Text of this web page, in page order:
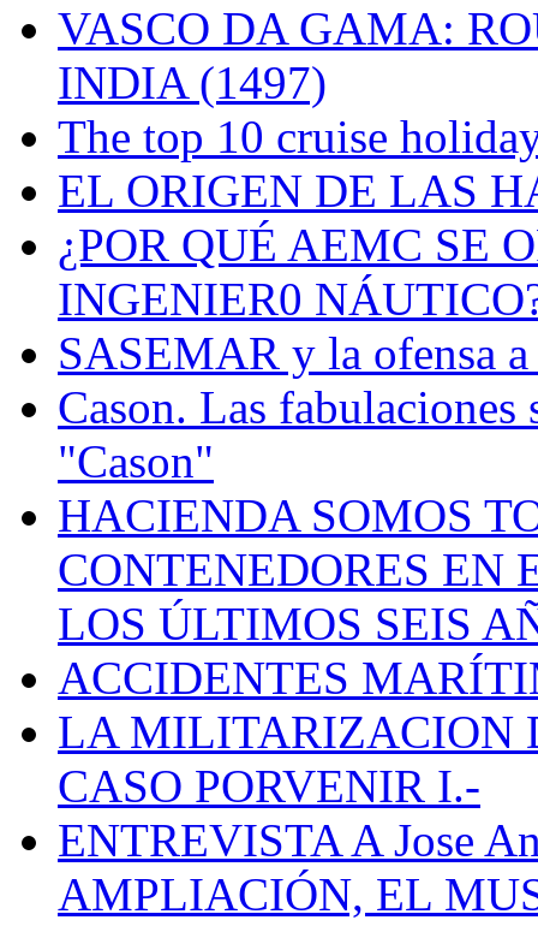
VASCO DA GAMA:
INDIA (1497)
The top 10 cruise
EL ORIGEN DE LAS
¿POR QUÉ AEMC SE
INGENIER0
SASEMAR y la ofensa a
Cason. Las fabulaciones
"Cason"
HACIENDA SOMOS
CONTENEDORES EN
LOS ÚLTIMOS SEIS
ACCIDENTES
LA MILITARIZACION
CASO PORVENIR I.-
ENTREVISTA A Jose
AMPLIACIÓN, EL